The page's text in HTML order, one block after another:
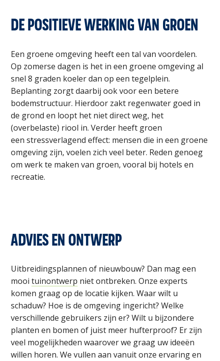
DE POSITIEVE WERKING VAN GROEN
Een groene omgeving heeft een tal van voordelen.
Op zomerse dagen is het in een groene omgeving al
snel 8 graden koeler dan op een tegelplein.
Beplanting zorgt daarbij ook voor een betere
bodemstructuur. Hierdoor zakt regenwater goed in
de grond en loopt het niet direct weg, het
(overbelaste) riool in.Verder heeft groen
eenstressverlagend effect: mensen die in een groene
omgeving zijn, voelen zich veel beter. Reden genoeg
om werk te maken van groen, vooral bij hotels en
recreatie.
ADVIES EN ONTWERP
Uitbreidingsplannen of nieuwbouw? Dan mag een
mooituinontwerp niet ontbreken. Onze experts
komen graag op de locatie kijken. Waar wilt u
schaduw? Hoe is de omgeving ingericht? Welke
verschillende gebruikers zijn er? Wilt u bijzondere
planten en bomen of juist meer hufterproof? Er zijn
veel mogelijkheden waarover we graag uw ideeën
willen horen. We vullen aan vanuit onze ervaring en